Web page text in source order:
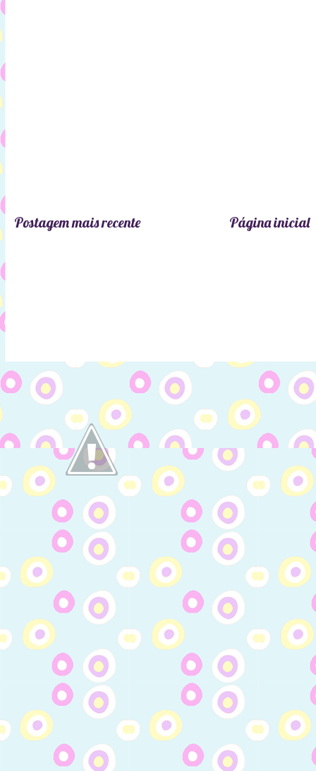
Postagem mais recente Página inicial